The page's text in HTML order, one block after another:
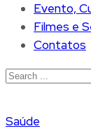
Evento,
Filmes e
Contatos
Saúde